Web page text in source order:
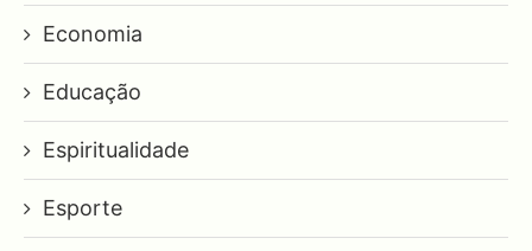
Economia
Educação
Espiritualidade
Esporte